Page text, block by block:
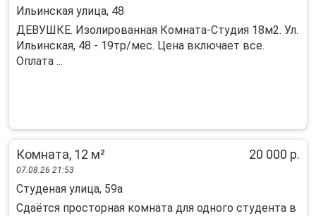
Ильинская улица, 48
ДЕВУШКЕ. Изолированная Комната-Студия 18м2. Ул.
Ильинская, 48 - 19тр/мес. Цена включает все.
Оплата ...
Комната, 12 м² 20 000 р.
07.08.26 21:53
Студеная улица, 59а
Сдаётся просторная комната для одного студента в